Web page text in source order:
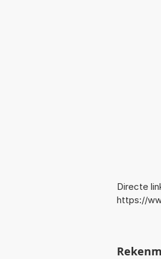
Directe
https://